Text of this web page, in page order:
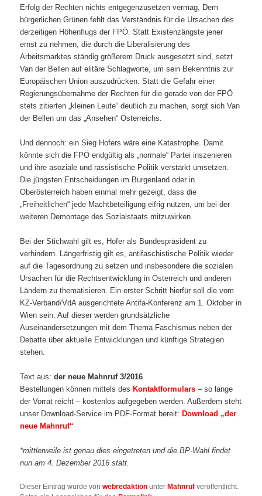
Erfolg der Rechten nichts entgegenzusetzen vermag. Dem
bürgerlichen Grünen fehlt das Verständnis für die Ursachen des
derzeitigen Höhenflugs der FPÖ. Statt Existenzängste jener
ernst zu nehmen, die durch die Liberalisierung des
Arbeitsmarktes ständig größerem Druck ausgesetzt sind, setzt
Van der Bellen auf elitäre Schlagworte, um sein Bekenntnis zur
Europäischen Union auszudrücken. Statt die Gefahr einer
Regierungsübernahme der Rechten für die gerade von der FPÖ
stets zitierten „kleinen Leute“ deutlich zu machen, sorgt sich Van
der Bellen um das „Ansehen“ Österreichs.
Und dennoch: ein Sieg Hofers wäre eine Katastrophe. Damit
könnte sich die FPÖ endgültig als „normale“ Partei inszenieren
und ihre asoziale und rassistische Politik verstärkt umsetzen.
Die jüngsten Entscheidungen im Burgenland oder in
Oberösterreich haben einmal mehr gezeigt, dass die
„Freiheitlichen“ jede Machtbeteiligung eifrig nutzen, um bei der
weiteren Demontage des Sozialstaats mitzuwirken.
Bei der Stichwahl gilt es, Hofer als Bundespräsident zu
verhindern. Längerfristig gilt es, antifaschistische Politik wieder
auf die Tagesordnung zu setzen und insbesondere die sozialen
Ursachen für die Rechtsentwicklung in Österreich und anderen
Ländern zu thematisieren. Ein erster Schritt hierfür soll die vom
KZ-Verband/VdA ausgerichtete Antifa-Konferenz am 1. Oktober in
Wien sein. Auf dieser werden grundsätzliche
Auseinandersetzungen mit dem Thema Faschismus neben der
Debatte über aktuelle Entwicklungen und künftige Strategien
stehen.
Text aus:der neue Mahnruf 3/2016
Bestellungen können mittels des Kontaktformulars – so lange
der Vorrat reicht – kostenlos aufgegeben werden. Außerdem steht
unser Download-Service im PDF-Format bereit: Download „der
neue Mahnruf“
*mittlerweile ist genau dies eingetreten und die BP-Wahl findet
nun am 4. Dezember 2016 statt.
Dieser Eintrag wurde vonwebredaktion unter Mahnruf veröffentlicht.